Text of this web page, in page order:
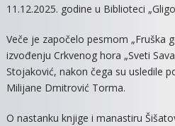
11.12.2025. godine u Biblioteci
Veče je započelo pesmom „Fruška
izvođenju Crkvenog hora „Sveti
Stojaković, nakon čega su usledile
Milijane Dmitrović Torma.
O nastanku knjige i manastiru